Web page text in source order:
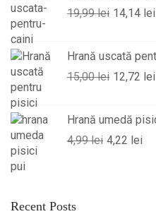
19,99lei 14,14 lei
Hrană uscată
15,00lei 12,72 lei
Hrană umedă
4,99lei 4,22 lei
Recent Posts